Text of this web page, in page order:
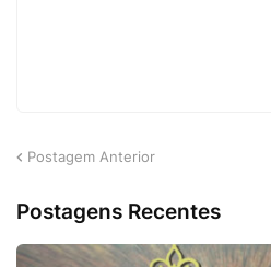
Postagem Anterior
Postagens Recentes